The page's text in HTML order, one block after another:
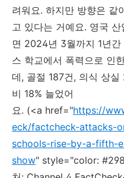
려워요. 하지만 방향은 같
고 있다는 거예요. 영국
면 2024년 3월까지 1년간
스 학교에서 폭력으로 인
데, 골절 187건, 의식 상
비 18% 늘었어
요. (<a href="https://
eck/factcheck-attacks-
schools-rise-by-a-fifth-
show" style="color: